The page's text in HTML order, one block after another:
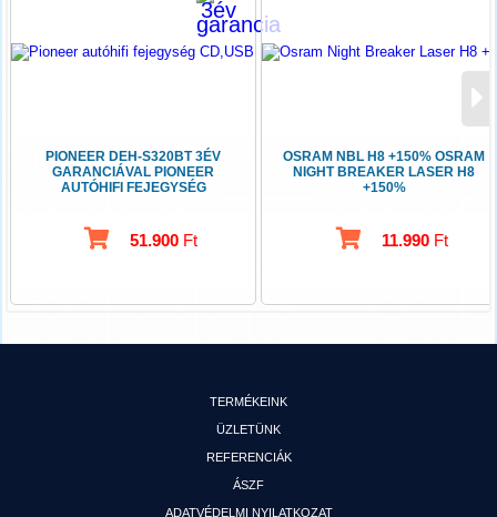
PIONEER DEH-S320BT 3ÉV
GARANCIÁVAL PIONEER
AUTÓHIFI FEJEGYSÉG
51.900 Ft
OSRAM NBL H8 +150% OSRAM
NIGHT BREAKER LASER H8
+150%
11.990Ft
TERMÉKEINK
ÜZLETÜNK
REFERENCIÁK
ÁSZF
ADATVÉDELMI NYILATKOZAT